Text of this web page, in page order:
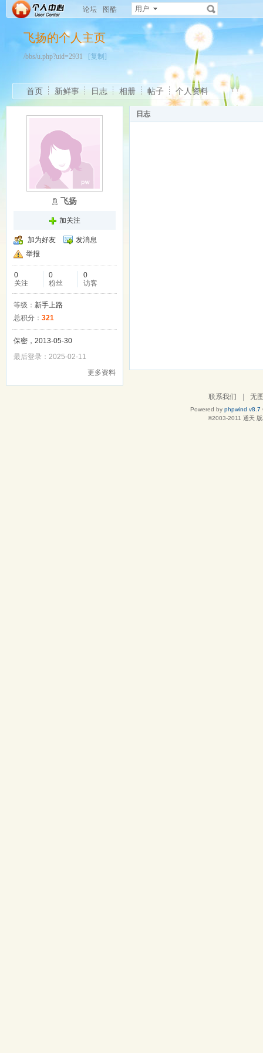
论坛 图酷 用户
飞扬的个人主页
/bbs/u.php?uid=2931 [复制]
首页 新鲜事 日志 相册 帖子 个人资料
飞扬
加关注
加为好友
发消息
举报
0
关注
0
粉丝
0
访客
等级： 新手上路
总积分： 321
保密，2013-05-30
最后登录：2025-02-11
更多资料
日志
联系我们 无
Powered by phpwind v8.7
©2003-2011 通天